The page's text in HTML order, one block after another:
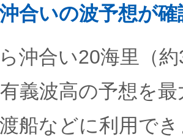
沖合いの波予想が
沖合い20海里（
義波高の予想を
船などに利用で